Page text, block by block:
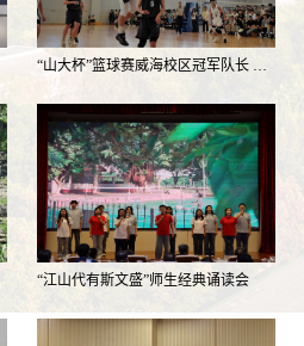
“山大杯”篮球赛威海校区冠军队长 …
“江山代有斯文盛”师生经典诵读会
参…